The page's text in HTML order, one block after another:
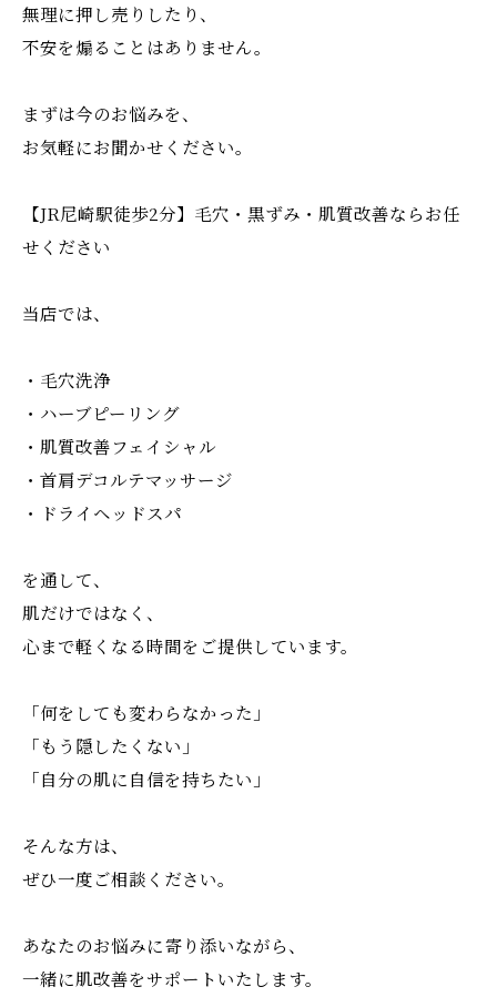
無理に押し売りしたり、
不安を煽ることはありません。
まずは今のお悩みを、
お気軽にお聞かせください。
【JR尼崎駅徒歩2分】毛穴・黒ずみ・肌質改善ならお任
せください
当店では、
・毛穴洗浄
・ハーブピーリング
・肌質改善フェイシャル
・首肩デコルテマッサージ
・ドライヘッドスパ
を通して、
肌だけではなく、
心まで軽くなる時間をご提供しています。
「何をしても変わらなかった」
「もう隠したくない」
「自分の肌に自信を持ちたい」
そんな方は、
ぜひ一度ご相談ください。
あなたのお悩みに寄り添いながら、
一緒に肌改善をサポートいたします。